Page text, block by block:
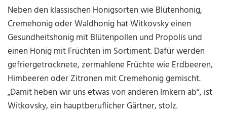
Neben den klassischen Honigsorten wie Blütenhonig,
Cremehonig oder Waldhonig hat Witkovsky einen
Gesundheitshonig mit Blütenpollen und Propolis und
einen Honig mit Früchten im Sortiment. Dafür werden
gefriergetrocknete, zermahlene Früchte wie Erdbeeren,
Himbeeren oder Zitronen mit Cremehonig gemischt.
„Damit heben wir uns etwas von anderen Imkern ab“, ist
Witkovsky, ein hauptberuflicher Gärtner, stolz.